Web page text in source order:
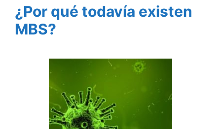
¿Por qué todavía existen
MBS?